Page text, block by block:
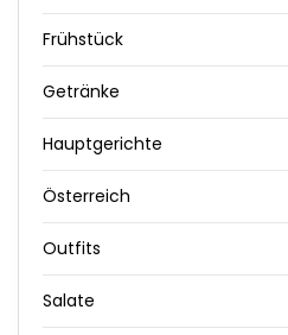
Frühstück
Getränke
Hauptgerichte
Österreich
Outfits
Salate